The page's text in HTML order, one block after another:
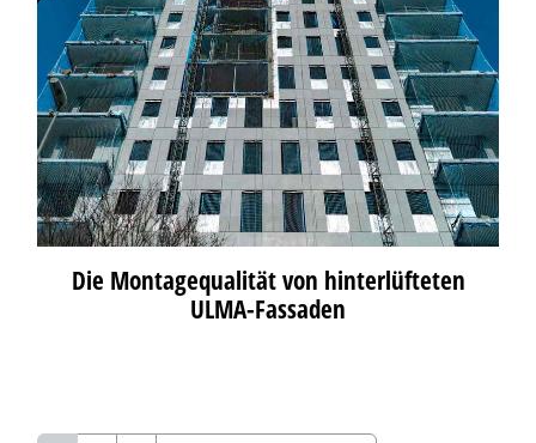
Die Montagequalität von hinterlüfteten
ULMA-Fassaden